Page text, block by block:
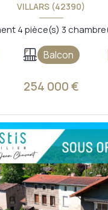
VILLARS (42390)
Balcon
254 000 €
VOIR LE BIEN